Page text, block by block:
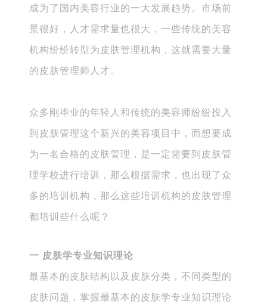
成为了国内美容行业的一大发展趋势。市场前
景很好，人才需求量也很大，一些传统的美容
机构纷纷转型为皮肤管理机构，这就需要大量
的皮肤管理师人才。
众多刚毕业的年轻人和传统的美容师纷纷投入
到皮肤管理这个新兴的美容项目中，而想要成
为一名合格的皮肤管理，是一定需要到皮肤管
理学校进行培训，那么根据需求，也出现了众
多的培训机构，那么这些培训机构的皮肤管理
都培训些什么呢？
一 皮肤学专业知识理论
最基本的皮肤结构以及皮肤分类，不同类型的
皮肤问题，掌握最基本的皮肤学专业知识理论